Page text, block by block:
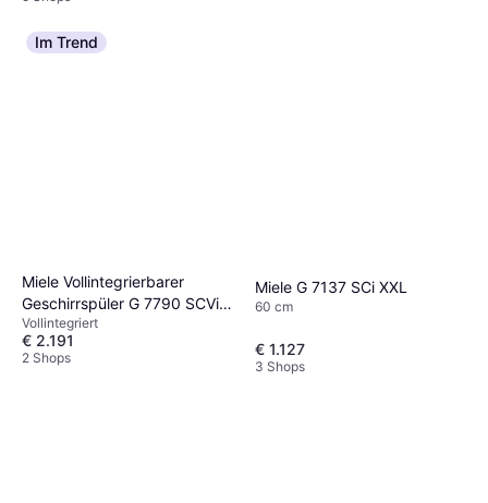
Im Trend
Miele Vollintegrierbarer
Geschirrspüler G 7790 SCVi
AutoDos
Vollintegriert
€ 2.191
2 Shops
Miele G 7137 SCi XXL
60 cm
€ 1.127
3 Shops